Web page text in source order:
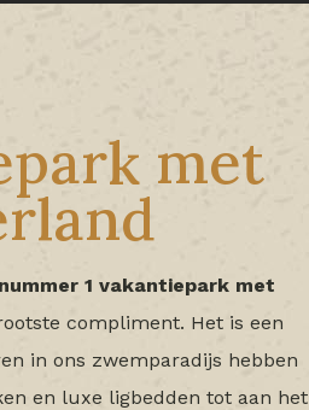
met
nummer 1 vakantiepark met
compliment. Het is een
in ons zwemparadijs hebben
en luxe ligbedden tot aan het